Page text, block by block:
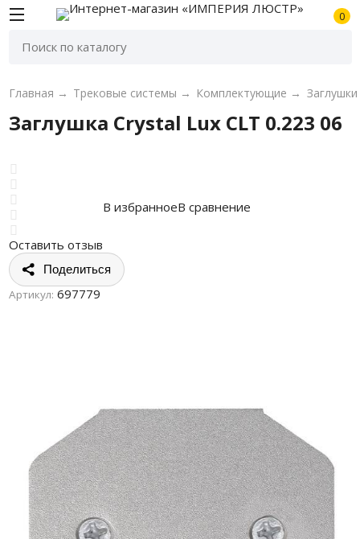
0
Главная → Трековые системы → Комплектующие → Заглушки
Заглушка Crystal Lux CLT 0.223 06
Оставить отзыв
В избранноеВ сравнение
Поделиться
Артикул: 697779